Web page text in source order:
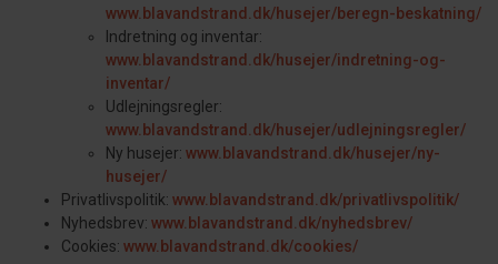
www.blavandstrand.dk/husejer/beregn-beskatning/
Indretning og inventar:
www.blavandstrand.dk/husejer/indretning-og-
inventar/
Udlejningsregler:
www.blavandstrand.dk/husejer/udlejningsregler/
Ny husejer: www.blavandstrand.dk/husejer/ny-
husejer/
Privatlivspolitik: www.blavandstrand.dk/privatlivspolitik/
Nyhedsbrev: www.blavandstrand.dk/nyhedsbrev/
Cookies: www.blavandstrand.dk/cookies/